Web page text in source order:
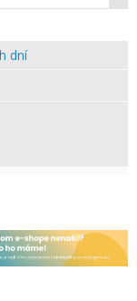
dní